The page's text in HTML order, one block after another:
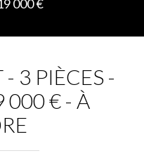
000 €
3 PIÈCES -
000 € - À